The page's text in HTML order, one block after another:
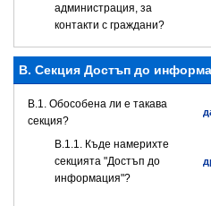
администрация, за
контакти с граждани?
B. Секция Достъп до
В.1. Обособена ли е такава
секция?
В.1.1. Къде намерихте
секцията "Достъп до
информация"?